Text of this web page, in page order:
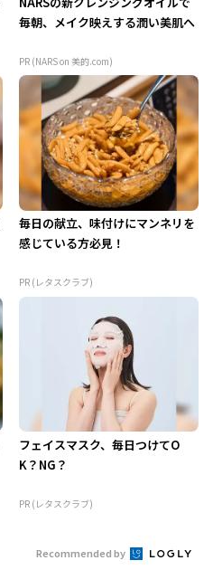
毎朝、メイク映えする潤い美肌へ
PR (NARS on 美的.com)
毎日の献立、味付けにマンネリを
感じている方必見！
PR (レタスクラブ)
フェイスマスク、毎日つけてO
K？NG？
PR (レタスクラブ)
Recommended by